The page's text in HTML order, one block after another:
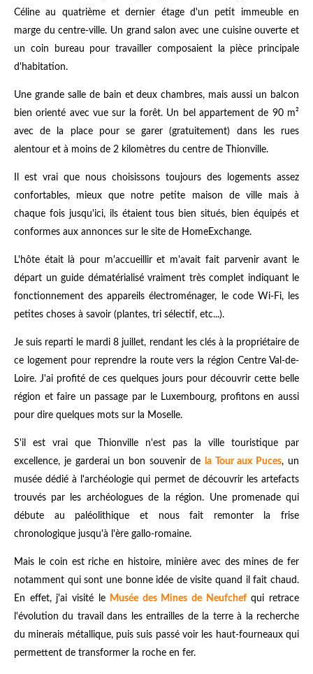
Céline au quatrième et dernier étage d'un petit immeuble en
marge du centre-ville. Un grand salon avec une cuisine ouverte et
un coin bureau pour travailler composaient la pièce principale
d'habitation.
Une grande salle de bain et deux chambres, mais aussi un balcon
bien orienté avec vue sur la forêt. Un bel appartement de 90 m²
avec de la place pour se garer (gratuitement) dans les rues
alentour et à moins de 2 kilomètres du centre de Thionville.
Il est vrai que nous choisissons toujours des logements assez
confortables, mieux que notre petite maison de ville mais à
chaque fois jusqu'ici, ils étaient tous bien situés, bien équipés et
conformes aux annonces sur le site de HomeExchange.
L'hôte était là pour m'accueillir et m'avait fait parvenir avant le
départ un guide dématérialisé vraiment très complet indiquant le
fonctionnement des appareils électroménager, le code Wi-Fi, les
petites choses à savoir (plantes, tri sélectif, etc...).
Je suis reparti le mardi 8 juillet, rendant les clés à la propriétaire de
ce logement pour reprendre la route vers la région Centre Val-de-
Loire. J'ai profité de ces quelques jours pour découvrir cette belle
région et faire un passage par le Luxembourg, profitons en aussi
pour dire quelques mots sur la Moselle.
S'il est vrai que Thionville n'est pas la ville touristique par
excellence, je garderai un bon souvenir de
la Tour aux Puces, un
musée dédié à l'archéologie qui permet de découvrir les artefacts
trouvés par les archéologues de la région. Une promenade qui
débute au paléolithique et nous fait remonter la frise
chronologique jusqu'à l'ère gallo-romaine.
Mais le coin est riche en histoire, minière avec des mines de fer
notamment qui sont une bonne idée de visite quand il fait chaud.
En effet, j'ai visité le Musée des Mines de Neufchefqui retrace
l'évolution du travail dans les entrailles de la terre à la recherche
du minerais métallique, puis suis passé voir les haut-fourneaux qui
permettent de transformer la roche en fer.